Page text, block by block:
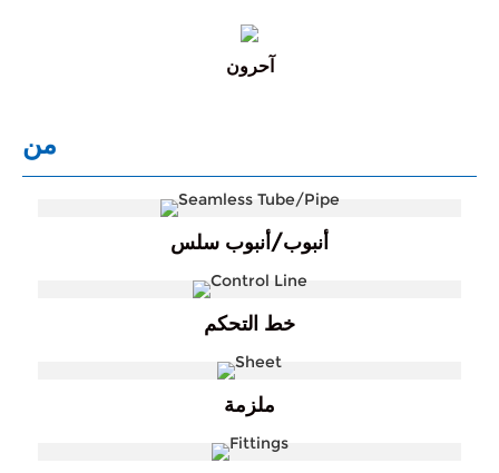
آحرون
من
أنبوب/أنبوب سلس
خط التحكم
ملزمة